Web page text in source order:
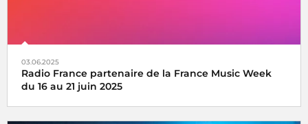
03.06.2025
Radio France partenaire de la France Music Week
du 16 au 21 juin 2025